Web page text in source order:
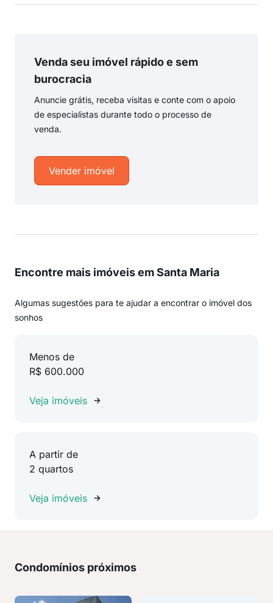
Venda seu imóvel rápido e sem
burocracia
Anuncie grátis, receba visitas e conte com o apoio
de especialistas durante todo o processo de
venda.
Vender imóvel
Encontre mais imóveis em Santa Maria
Algumas sugestões para te ajudar a encontrar o imóvel dos
sonhos
Menos de
R$ 600.000
Veja imóveis
A partir de
2 quartos
Veja imóveis
Condomínios próximos